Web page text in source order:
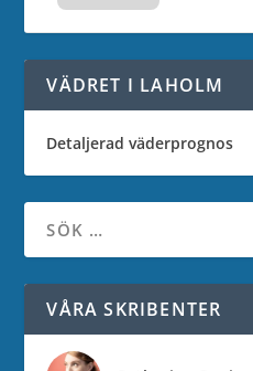
VÄDRET I LAHOLM
Detaljerad väderprognos
VÅRA SKRIBENTER